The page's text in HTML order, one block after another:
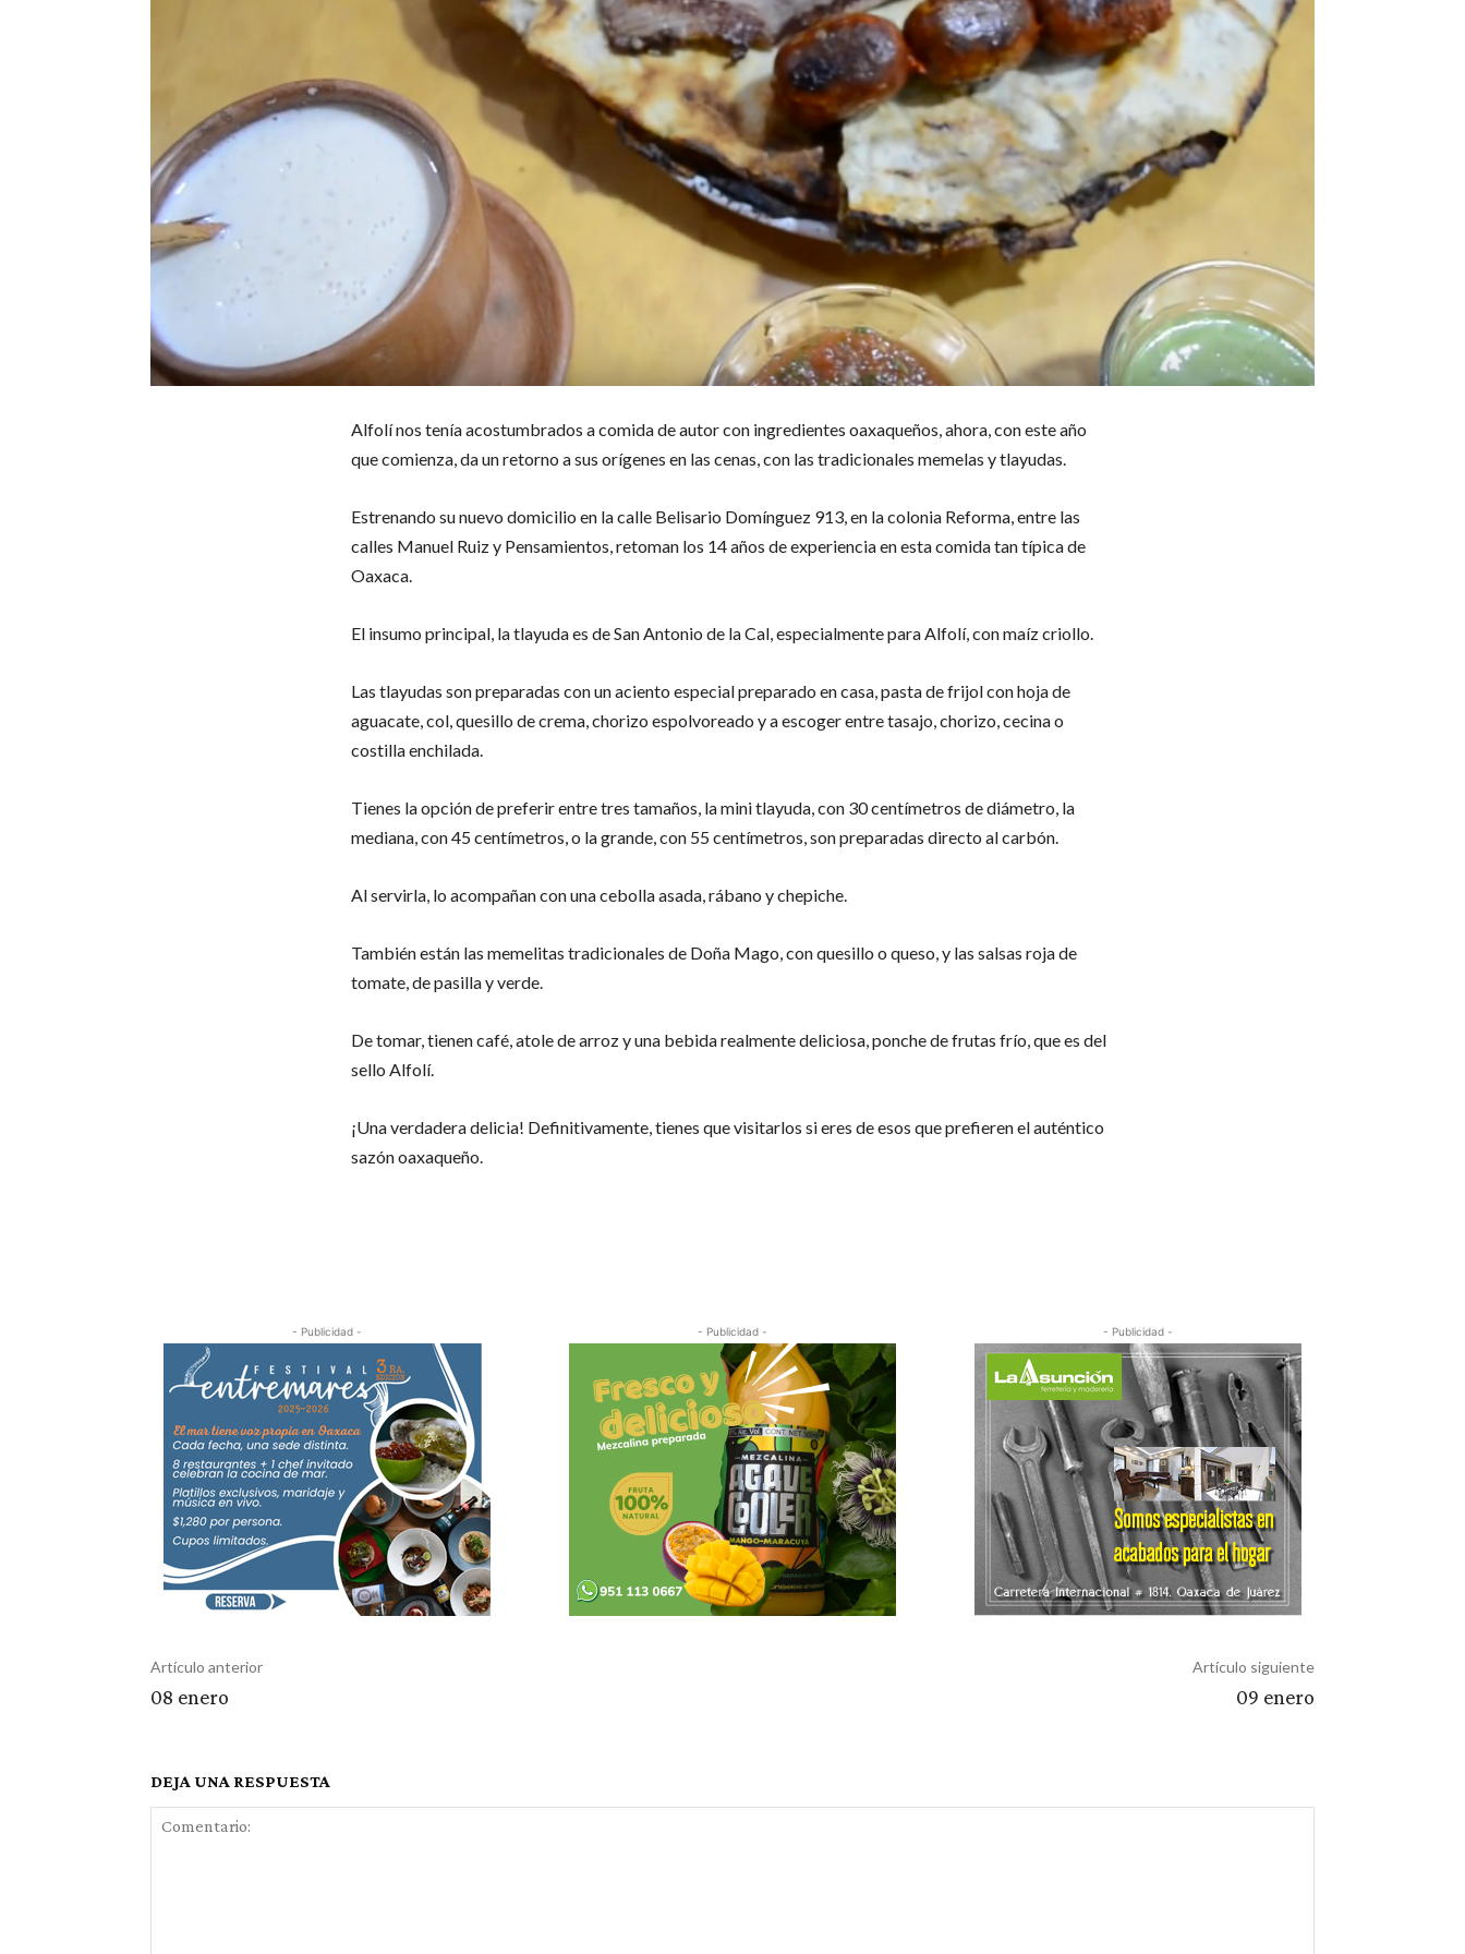
Alfolí nos tenía acostumbrados a comida de autor con ingredientes oaxaqueños, ahora, con este año
que comienza, da un retorno a sus orígenes en las cenas, con las tradicionales memelas y tlayudas.
Estrenando su nuevo domicilio en la calle Belisario Domínguez 913, en la colonia Reforma, entre las
calles Manuel Ruiz y Pensamientos, retoman los 14 años de experiencia en esta comida tan típica de
Oaxaca.
El insumo principal, la tlayuda es de San Antonio de la Cal, especialmente para Alfolí, con maíz criollo.
Las tlayudas son preparadas con un aciento especial preparado en casa, pasta de frijol con hoja de
aguacate, col, quesillo de crema, chorizo espolvoreado y a escoger entre tasajo, chorizo, cecina o
costilla enchilada.
Tienes la opción de preferir entre tres tamaños, la mini tlayuda, con 30 centímetros de diámetro, la
mediana, con 45 centímetros, o la grande, con 55 centímetros, son preparadas directo al carbón.
Al servirla, lo acompañan con una cebolla asada, rábano y chepiche.
También están las memelitas tradicionales de Doña Mago, con quesillo o queso, y las salsas roja de
tomate, de pasilla y verde.
De tomar, tienen café, atole de arroz y una bebida realmente deliciosa, ponche de frutas frío, que es del
sello Alfolí.
¡Una verdadera delicia! Definitivamente, tienes que visitarlos si eres de esos que prefieren el auténtico
sazón oaxaqueño.
- Publicidad - - Publicidad - - Publicidad -
Artículo anterior
08 enero
Artículo siguiente
09 enero
DEJA UNA RESPUESTA